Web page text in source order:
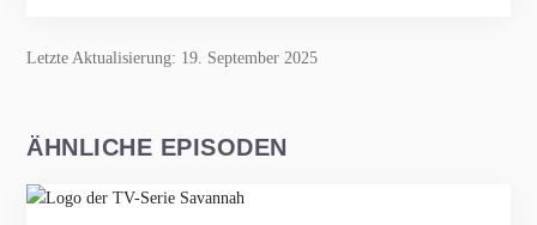
Letzte Aktualisierung: 19. September 2025
ÄHNLICHE EPISODEN